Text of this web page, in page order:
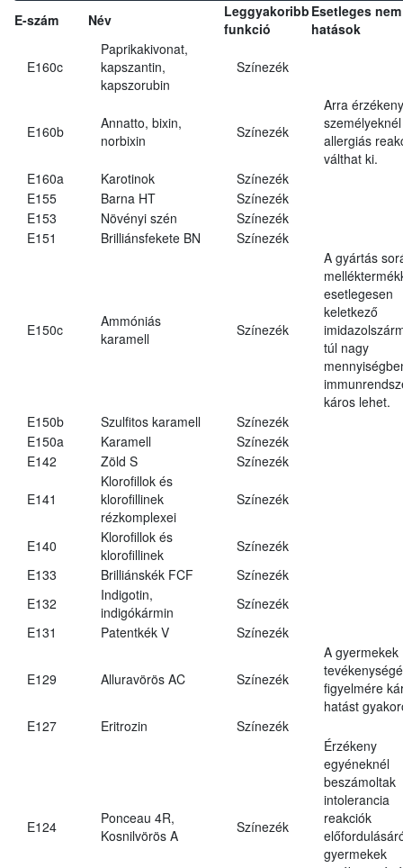
E-szám Név
Leggyakoribb
funkció
Esetleges
hatások
E160c
Paprikakivonat,
kapszantin,
kapszorubin
Színezék
E160b
Annatto, bixin,
norbixin
Színezék
Arra érzékeny
személyeknél
allergiás
válthat ki.
E160a
Karotinok
Színezék
E155
Barna HT
Színezék
E153
Növényi szén
Színezék
E151
Brilliánsfekete BN Színezék
E150c
Ammóniás
karamell
Színezék
A gyártás
esetlegesen
keletkező
túl nagy
káros lehet.
E150b
Szulfitos karamell
Színezék
E150a
Karamell
Színezék
E142
Zöld S Színezék
E141
Klorofillok és
klorofillinek
rézkomplexei
Színezék
E140
Klorofillok és
klorofillinek
Színezék
E133
Brilliánskék FCF
Színezék
E132
Indigotin,
indigókármin
Színezék
E131
Patentkék V Színezék
E129 Alluravörös AC Színezék
A gyermekek
figyelmére
hatást
E127
Eritrozin Színezék
E124
Ponceau 4R,
Kosnilvörös A
Színezék
Érzékeny
egyéneknél
beszámoltak
intolerancia
reakciók
gyermekek